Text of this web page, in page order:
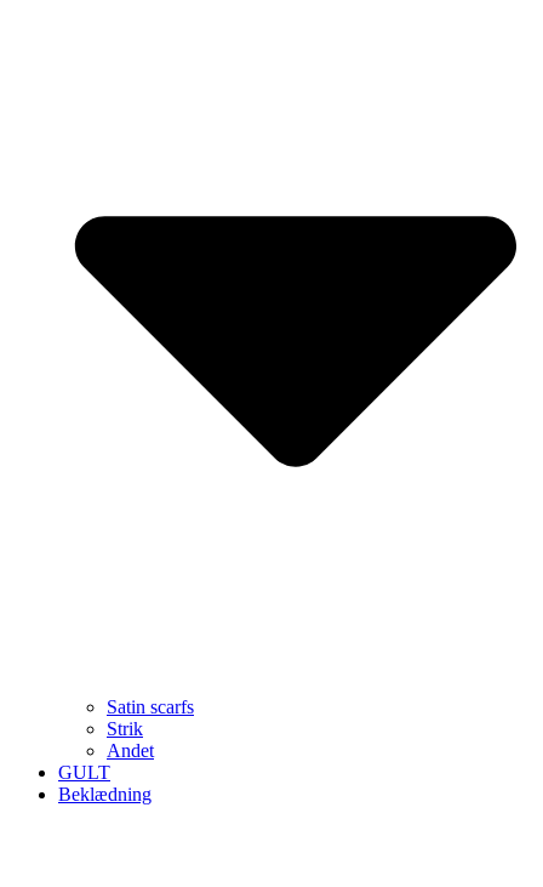
Satin scarfs
Strik
Andet
GULT
Beklædning